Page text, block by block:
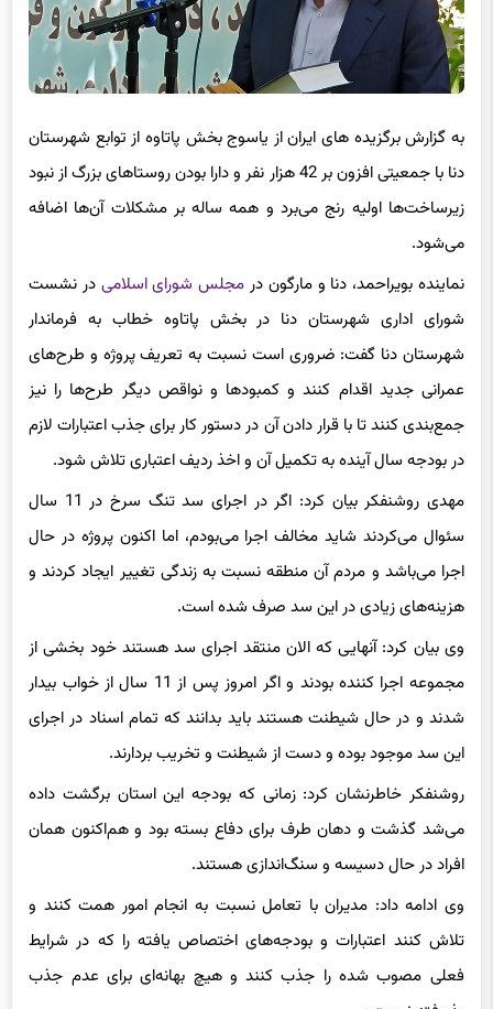
دنا با جمعیتی افزون‌ بر 42 هزار نفر و دارا بودن روستاهای بزرگ از نبود
زیرساخت‌ها اولیه رنج می‌برد و همه ساله بر مشکلات آن‌ها اضافه
می‌شود.
نماینده بویراحمد، دنا و مارگون در
شورای اداری شهرستان دنا در بخش پاتاوه خطاب به فرماندار
شهرستان دنا گفت: ضروری است نسبت به تعریف پروژه و طرح‌های
عمرانی جدید اقدام کنند و کمبودها و نواقص دیگر طرح‌ها را نیز
جمع‌بندی کنند تا با قرار دادن آن در دستور کار برای جذب اعتبارات لازم
در بودجه سال آینده به تکمیل آن و اخذ ردیف اعتباری تلاش شود.
مهدی روشنفکر بیان کرد: اگر در اجرای سد تنگ سرخ در 11 سال
سئوال می‌کردند شاید مخالف اجرا می‌بودم، اما اکنون پروژه در حال
اجرا می‌باشد و مردم آن منطقه نسبت به زندگی تغییر ایجاد کردند و
هزینه‌های زیادی در این سد صرف شده‌ است.
وی بیان کرد: آنهایی که الان منتقد اجرای سد هستند خود بخشی از
مجموعه اجرا کننده بودند و اگر امروز پس از 11 سال از خواب بیدار
شدند و در حال شیطنت هستند باید بدانند که تمام اسناد در اجرای
این سد موجود بوده و دست از شیطنت و تخریب بردارند.
روشنفکر خاطرنشان کرد: زمانی که بودجه این استان برگشت داده
می‌شد گذشت و دهان طرف برای دفاع بسته بود و هم‌اکنون همان
افراد در حال دسیسه و سنگ‌اندازی هستند.
وی ادامه داد: مدیران با تعامل نسبت به انجام امور همت کنند و
تلاش کنند اعتبارات و بودجه‌های اختصاص یافته را که در شرایط
فعلی مصوب شده را جذب کنند و هیچ بهانه‌ای برای عدم جذب
پذیرفته نیست.